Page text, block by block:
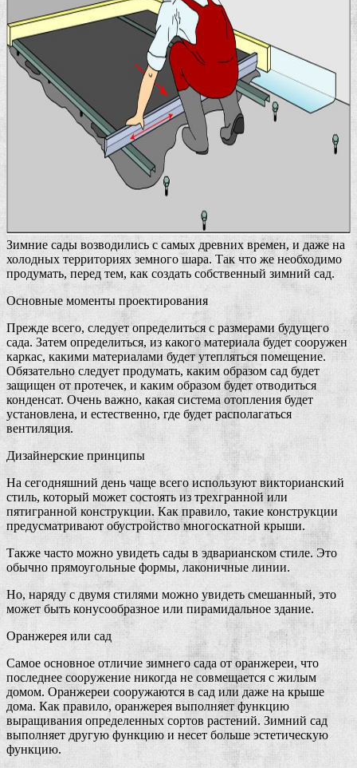
Зимние сады возводились с самых древних времен, и даже на
холодных территориях земного шара. Так что же необходимо
продумать, перед тем, как создать собственный зимний сад.
Основные моменты проектирования
Прежде всего, следует определиться с размерами будущего
сада. Затем определиться, из какого материала будет сооружен
каркас, какими материалами будет утепляться помещение.
Обязательно следует продумать, каким образом сад будет
защищен от протечек, и каким образом будет отводиться
конденсат. Очень важно, какая система отопления будет
установлена, и естественно, где будет располагаться
вентиляция.
Дизайнерские принципы
На сегодняшний день чаще всего используют викторианский
стиль, который может состоять из трехгранной или
пятигранной конструкции. Как правило, такие конструкции
предусматривают обустройство многоскатной крыши.
Также часто можно увидеть сады в эдварианском стиле. Это
обычно прямоугольные формы, лаконичные линии.
Но, наряду с двумя стилями можно увидеть смешанный, это
может быть конусообразное или пирамидальное здание.
Оранжерея или сад
Самое основное отличие зимнего сада от оранжереи, что
последнее сооружение никогда не совмещается с жилым
домом. Оранжереи сооружаются в сад или даже на крыше
дома. Как правило, оранжерея выполняет функцию
выращивания определенных сортов растений. Зимний сад
выполняет другую функцию и несет больше эстетическую
функцию.